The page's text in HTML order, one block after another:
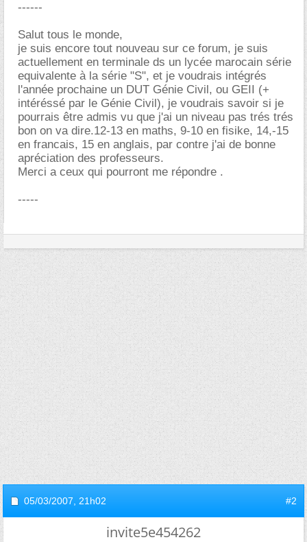
------
Salut tous le monde,
je suis encore tout nouveau sur ce forum, je suis
actuellement en terminale ds un lycée marocain série
equivalente à la série "S", et je voudrais intégrés
l'année prochaine un DUT Génie Civil, ou GEII (+
intéréssé par le Génie Civil), je voudrais savoir si je
pourrais être admis vu que j'ai un niveau pas trés trés
bon on va dire.12-13 en maths, 9-10 en fisike, 14,-15
en francais, 15 en anglais, par contre j'ai de bonne
apréciation des professeurs.
Merci a ceux qui pourront me répondre .
-----
05/03/2007, 21h02 #2
invite5e454262